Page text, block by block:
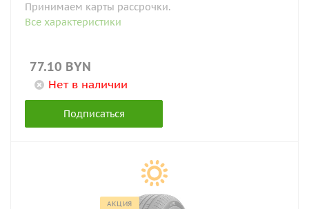
Принимаем карты рассрочки.
Все характеристики
77.10 BYN
Нет в наличии
Подписаться
АКЦИЯ